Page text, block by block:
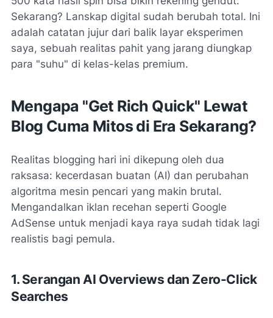
Sekarang? Lanskap digital sudah berubah total. Ini
adalah catatan jujur dari balik layar eksperimen
saya, sebuah realitas pahit yang jarang diungkap
para "suhu" di kelas-kelas premium.
Mengapa "Get Rich Quick" Lewat
Blog Cuma Mitos di Era Sekarang?
Realitas blogging hari ini dikepung oleh dua
raksasa: kecerdasan buatan (AI) dan perubahan
algoritma mesin pencari yang makin brutal.
Mengandalkan iklan recehan seperti Google
AdSense untuk menjadi kaya raya sudah tidak lagi
realistis bagi pemula.
1. Serangan AI Overviews dan Zero-Click
Searches